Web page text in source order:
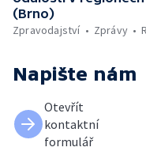
(Brno)
Zpravodajství
Zprávy
Napište nám
Otevřít
kontaktní
formulář